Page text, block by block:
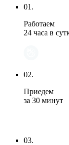
01.
Работаем
24 часа в
02.
Приедем
за 30 минут
03.